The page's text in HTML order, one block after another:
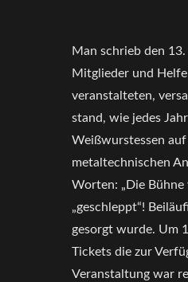
Man schrieb den
Mitglieder und
veranstalteten,
stand, wie jedes
Weißwurstessen auf
metaltechnischen
Worten: „Die Bühne
„geschleppt“!
gesorgt wurde. Um
Tickets die zur
Veranstaltung war